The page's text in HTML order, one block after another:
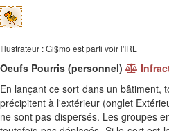
Illustrateur : Gi$mo est parti voir l'IRL
Oeufs Pourris (personnel)
En lançant ce sort dans un bâtiment,
précipitent à l'extérieur (onglet
ne sont pas dispersés. Les groupes